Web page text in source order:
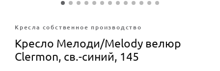
Кресла собственное производство
Кресло Мелоди/Melody велюр
Clermon, св.-синий, 145